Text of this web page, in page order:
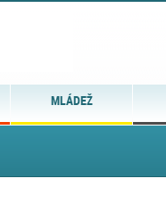
MLÁDEŽ